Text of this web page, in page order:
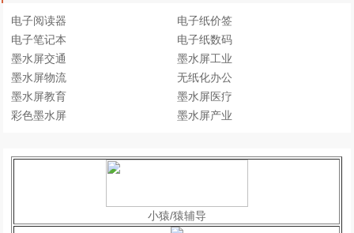
电子阅读器
电子纸价签
电子笔记本
电子纸数码
墨水屏交通
墨水屏工业
墨水屏物流
无纸化办公
墨水屏教育
墨水屏医疗
彩色墨水屏
墨水屏产业
小猿/猿辅导